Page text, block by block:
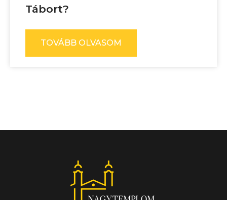
Tábort?
TOVÁBB OLVASOM